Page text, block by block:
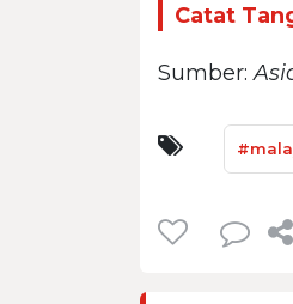
Catat
Sumber: